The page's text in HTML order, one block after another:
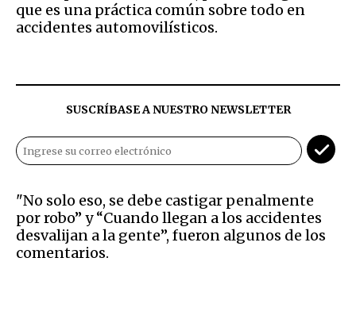
que es una práctica común sobre todo en
accidentes automovilísticos.
SUSCRÍBASE A NUESTRO NEWSLETTER
"No solo eso, se debe castigar penalmente
por robo” y “Cuando llegan a los accidentes
desvalijan a la gente”, fueron algunos de los
comentarios.